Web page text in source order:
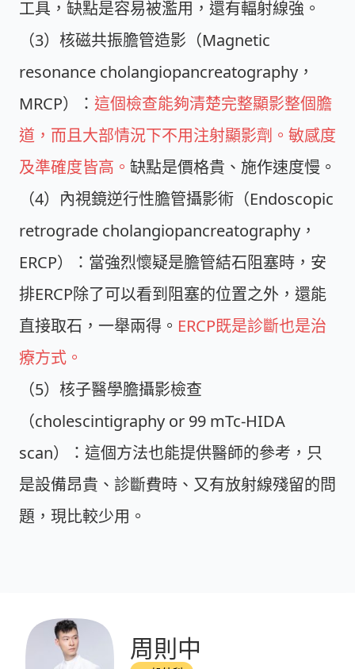
工具，缺點是容易被濫用，還有輻射線強。
（3）核磁共振膽管造影（Magnetic
resonance cholangiopancreatography，
MRCP）： 這個檢查能夠清楚完整顯影整個膽
道，而且大部情況下不用注射顯影劑。敏感度
及準確度皆高。 缺點是價格貴、施作速度慢。
（4）內視鏡逆行性膽管攝影術（Endoscopic
retrograde cholangiopancreatography，
ERCP）：當強烈懷疑是膽管結石阻塞時，安
排ERCP除了可以看到阻塞的位置之外，還能
直接取石，一舉兩得。 ERCP既是診斷也是治
療方式。
（5）核子醫學膽攝影檢查
（cholescintigraphy or 99 mTc-HIDA
scan）：這個方法也能提供醫師的參考，只
是設備昂貴、診斷費時、又有放射線殘留的問
題，現比較少用。
周則中